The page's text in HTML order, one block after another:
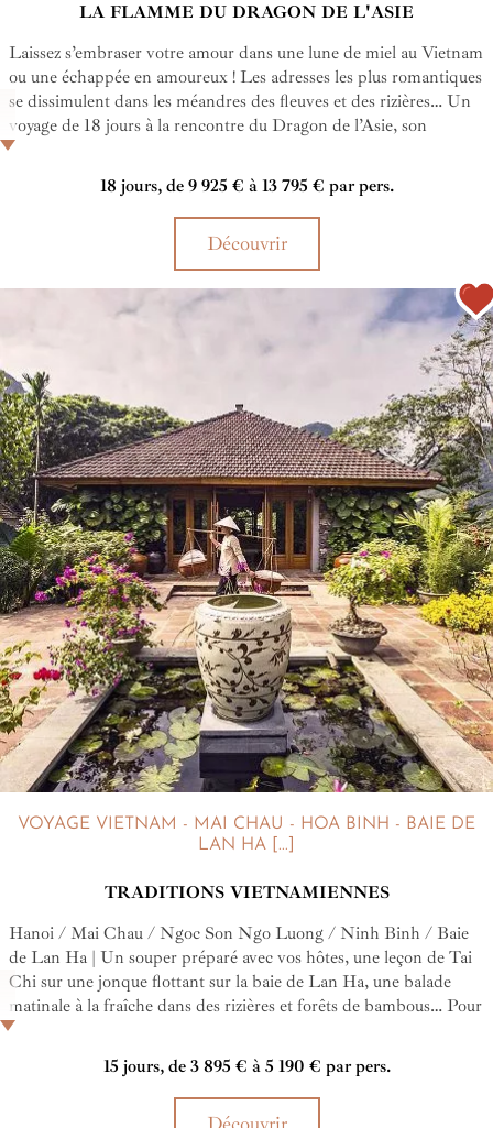
LA FLAMME DU DRAGON DE L'ASIE
Laissez s’embraser votre amour dans une lune de miel au Vietnam
ou une échappée en amoureux ! Les adresses les plus romantiques
se dissimulent dans les méandres des fleuves et des rizières… Un
voyage de 18 jours à la rencontre du Dragon de l’Asie, son
histoire, la chaleur de son peuple et son sens si remarquable du
18 jours, de 9 925 € à 13 795 € par pers.
Découvrir
VOYAGE VIETNAM - MAI CHAU - HOA BINH - BAIE DE
LAN HA [...]
TRADITIONS VIETNAMIENNES
Hanoi / Mai Chau / Ngoc Son Ngo Luong / Ninh Binh / Baie
de Lan Ha | Un souper préparé avec vos hôtes, une leçon de Tai
Chi sur une jonque flottant sur la baie de Lan Ha, une balade
matinale à la fraîche dans des rizières et forêts de bambous… Pour
comprendre le Vietnam, il faut le vivre à la mode vietnamienne,
paisiblement, lentement… Ce sera le cas avec ce circuit dans le
Nord du pays pensé pour les adeptes du slow travel !
15 jours, de 3 895 € à 5 190 € par pers.